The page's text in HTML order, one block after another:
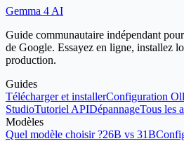
Gemma 4 AI
Guide communautaire indépendant
de Google. Essayez en ligne, installez
production.
Guides
Télécharger et installerConfiguration
StudioTutoriel APIDépannageTous les
Modèles
Quel modèle choisir ?26B vs 31B